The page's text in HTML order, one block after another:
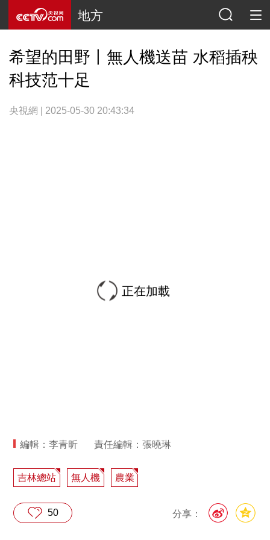
地方
希望的田野丨無人機送苗 水稻插秧
科技范十足
央視網 | 2025-05-30 20:43:34
正在加載
編輯：李青昕 責任編輯：張曉琳
吉林總站 無人機 農業
分享：
50